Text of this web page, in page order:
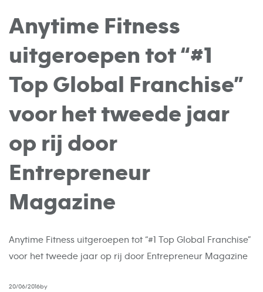
Anytime Fitness
uitgeroepen tot “#1
Top Global Franchise”
voor het tweede jaar
op rij door
Entrepreneur
Magazine
Anytime Fitness uitgeroepen tot “#1 Top Global Franchise”
voor het tweede jaar op rij door Entrepreneur Magazine
20/06/2016by